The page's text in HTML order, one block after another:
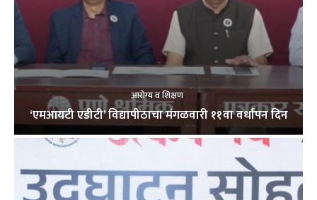
आरोग्य व शिक्षण
‘एमआयटी एडीटी’ विद्यापीठाचा मंगळवारी ११वा वर्धापन दिन